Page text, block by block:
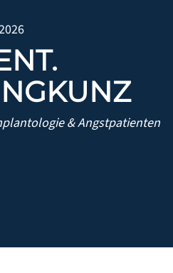
& Angstpatienten